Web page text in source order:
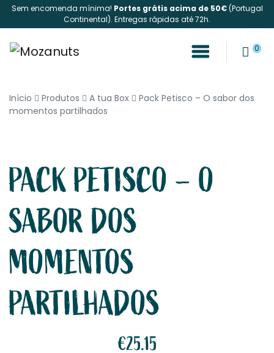
Sem encomenda mínima! Portes grátis acima de 50€(Portugal
Continental). Entregas rápidas até 72h.
0
Início Produtos A tua Box
Pack Petisco – O sabor dos
momentos partilhados
PACK PETISCO – O
SABOR DOS
MOMENTOS
PARTILHADOS
€25.15